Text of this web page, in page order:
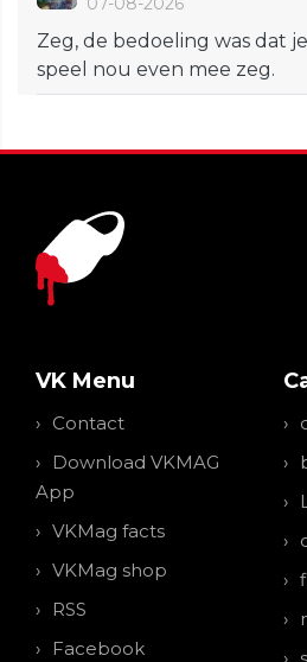
Zeg, de bedoeling was dat
speel nou even mee zeg.
VK Menu
Contact
Download VKMAG
App
VKMag facts
VKMag shop
RSS
Facebook